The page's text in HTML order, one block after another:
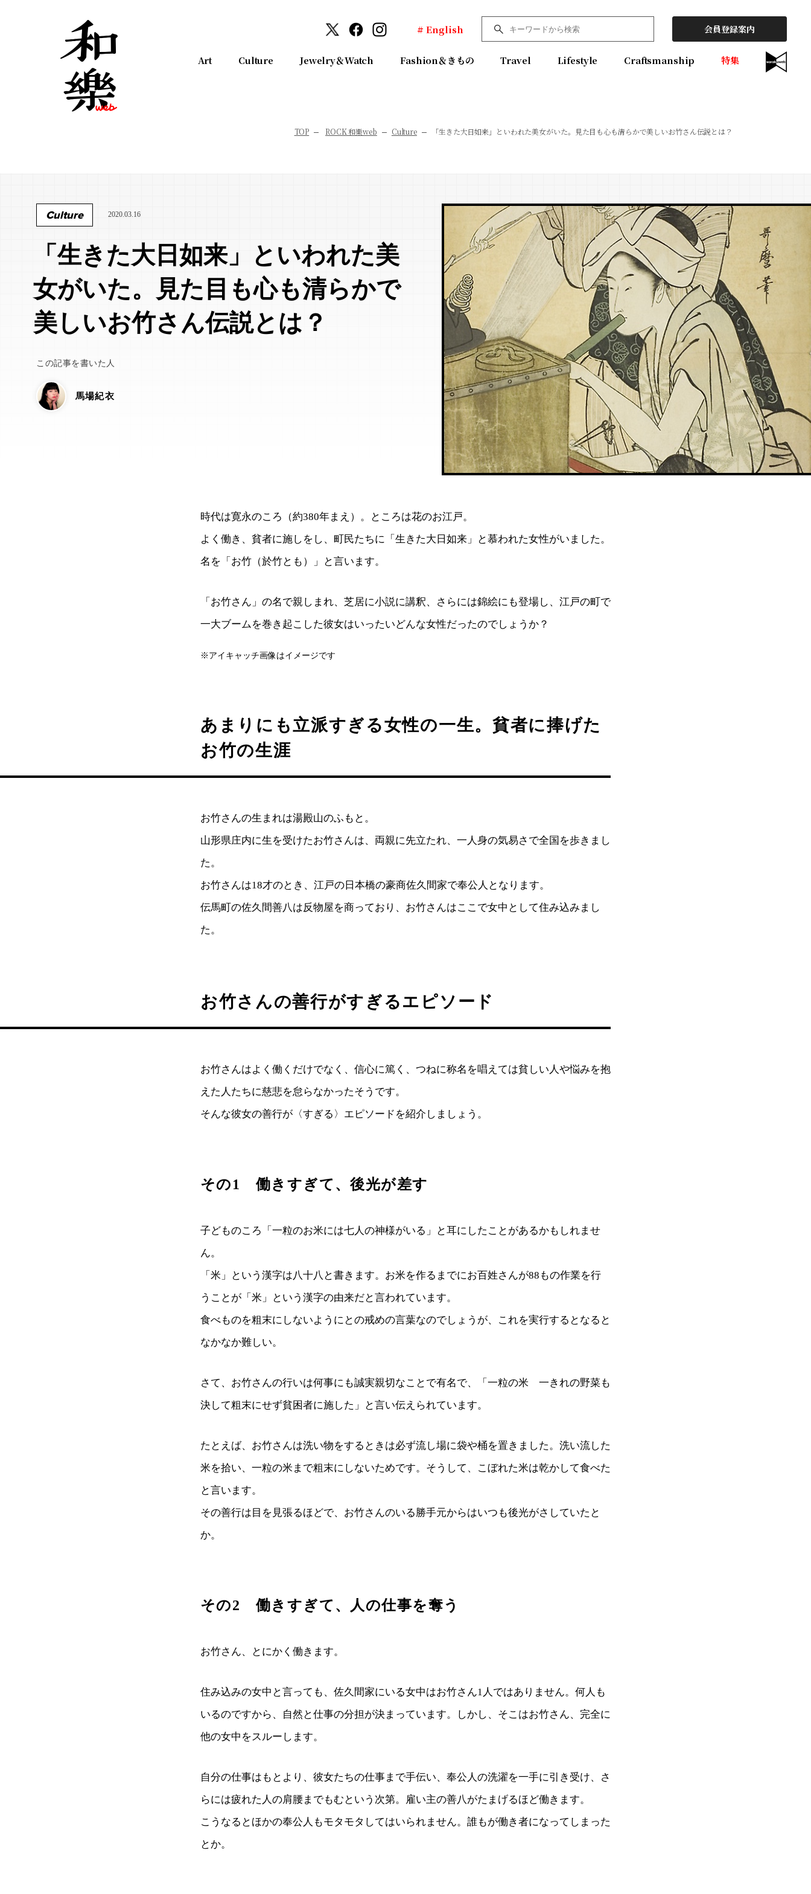
# English 会員登録案内
Art Culture Jewelry＆Watch Fashion＆きもの Travel Lifestyle Craftsmanship 特集
TOP ROCK 和樂web Culture 「生きた大日如来」といわれた美女がいた。見た目も心も清らかで美しいお竹さん伝説とは？
Culture 2020.03.16
「生きた大日如来」といわれた美
女がいた。見た目も心も清らかで
美しいお竹さん伝説とは？
この記事を書いた人
馬場紀衣
時代は寛永のころ（約380年まえ）。ところは花のお江戸。
よく働き、貧者に施しをし、町民たちに「生きた大日如来」と慕われた女性がいました。
名を「お竹（於竹とも）」と言います。
「お竹さん」の名で親しまれ、芝居に小説に講釈、さらには錦絵にも登場し、江戸の町で
一大ブームを巻き起こした彼女はいったいどんな女性だったのでしょうか？
※アイキャッチ画像はイメージです
あまりにも立派すぎる女性の一生。貧者に捧げた
お竹の生涯
お竹さんの生まれは湯殿山のふもと。
山形県庄内に生を受けたお竹さんは、両親に先立たれ、一人身の気易さで全国を歩きまし
た。
お竹さんは18才のとき、江戸の日本橋の豪商佐久間家で奉公人となります。
伝馬町の佐久間善八は反物屋を商っており、お竹さんはここで女中として住み込みまし
た。
お竹さんの善行がすぎるエピソード
お竹さんはよく働くだけでなく、信心に篤く、つねに称名を唱えては貧しい人や悩みを抱
えた人たちに慈悲を怠らなかったそうです。
そんな彼女の善行が〈すぎる〉エピソードを紹介しましょう。
その1 働きすぎて、後光が差す
子どものころ「一粒のお米には七人の神様がいる」と耳にしたことがあるかもしれませ
ん。
「米」という漢字は八十八と書きます。お米を作るまでにお百姓さんが88もの作業を行
うことが「米」という漢字の由来だと言われています。
食べものを粗末にしないようにとの戒めの言葉なのでしょうが、これを実行するとなると
なかなか難しい。
さて、お竹さんの行いは何事にも誠実親切なことで有名で、「一粒の米 一きれの野菜も
決して粗末にせず貧困者に施した」と言い伝えられています。
たとえば、お竹さんは洗い物をするときは必ず流し場に袋や桶を置きました。洗い流した
米を拾い、一粒の米まで粗末にしないためです。そうして、こぼれた米は乾かして食べた
と言います。
その善行は目を見張るほどで、お竹さんのいる勝手元からはいつも後光がさしていたと
か。
その2 働きすぎて、人の仕事を奪う
お竹さん、とにかく働きます。
住み込みの女中と言っても、佐久間家にいる女中はお竹さん1人ではありません。何人も
いるのですから、自然と仕事の分担が決まっています。しかし、そこはお竹さん、完全に
他の女中をスルーします。
自分の仕事はもとより、彼女たちの仕事まで手伝い、奉公人の洗濯を一手に引き受け、さ
らには疲れた人の肩腰までもむという次第。雇い主の善八がたまげるほど働きます。
こうなるとほかの奉公人もモタモタしてはいられません。誰もが働き者になってしまった
とか。